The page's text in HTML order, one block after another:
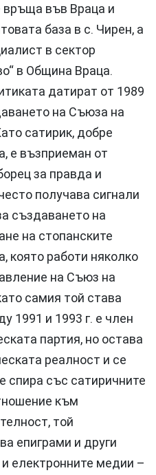
връща във Враца и
база в с. Чирен, а
в сектор
в Община Враца.
датират от 1989
на Съюза на
сатирик, добре
е възприеман от
за правда и
получава сигнали
създаването на
на стопанските
която работи няколко
на Съюз на
самия той става
1991 и 1993 г. е член
партия, но остава
реалност и се
спира със сатиричните
към
той
епиграми и други
електронните медии –